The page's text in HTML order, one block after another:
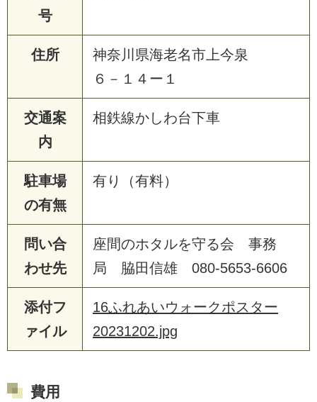
号
住所
神奈川県海老名市上今泉
６－１４ー１
交通案
内
相鉄線かしわ台下車
駐車場
の有無
有り（有料）
問い合
わせ先
座間のホタルを守る会 事務
局 脇田信雄 080-5653-6606
添付フ
ァイル
16ふれあいウォークポスター
20231202.jpg
費用